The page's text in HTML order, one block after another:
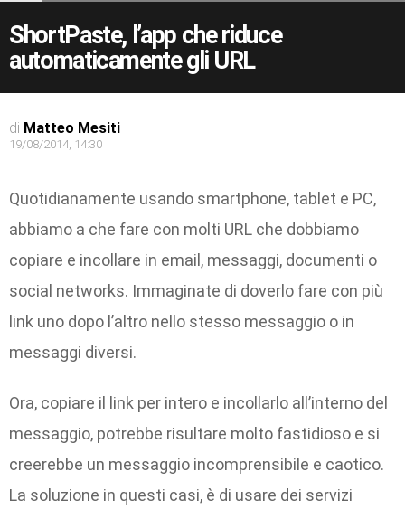
ShortPaste, l’app che riduce
automaticamente gli URL
di Matteo Mesiti
19/08/2014, 14:30
Quotidianamente usando smartphone, tablet e PC,
abbiamo a che fare con molti URL che dobbiamo
copiare e incollare in email, messaggi, documenti o
social networks. Immaginate di doverlo fare con più
link uno dopo l’altro nello stesso messaggio o in
messaggi diversi.
Ora, copiare il link per intero e incollarlo all’interno del
messaggio, potrebbe risultare molto fastidioso e si
creerebbe un messaggio incomprensibile e caotico.
La soluzione in questi casi, è di usare dei servizi